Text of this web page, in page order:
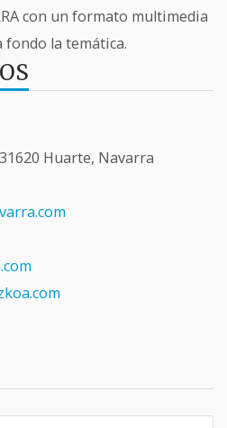
con un formato multimedia
fondo la temática.
Huarte, Navarra